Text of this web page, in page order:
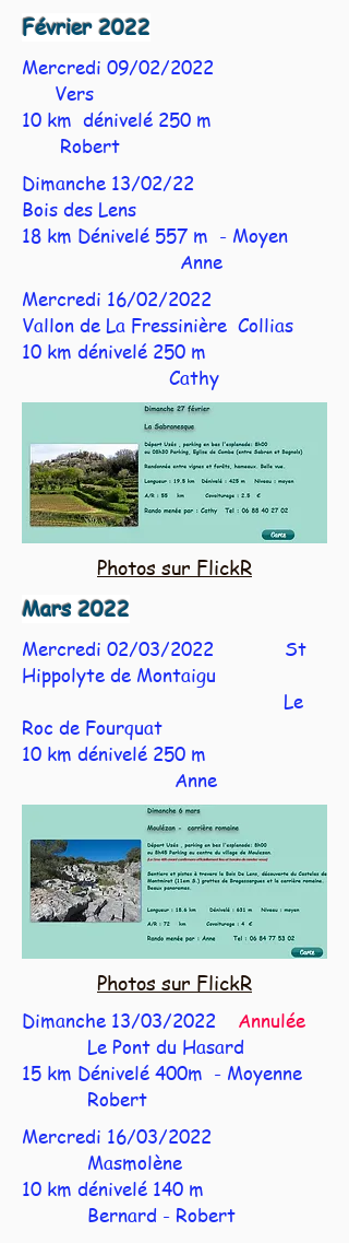
Février 2022
Mercredi 09/02/2022
Vers
10 km dénivelé 250 m
Robert
Dimanche 13/02/22
Bois des Lens
18 km Dénivelé 557 m - Moyen
Anne
Mercredi 16/02/2022
Vallon de La Fressinière Collias
10 km dénivelé 250 m
Cathy
Photos sur FlickR
Mars 2022
Mercredi 02/03/2022 St
Hippolyte de Montaigu
Le
Roc de Fourquat
10 km dénivelé 250 m
Anne
Photos sur FlickR
Dimanche 13/03/2022 Annulée
Le Pont du Hasard
15 km Dénivelé 400m - Moyenne
Robert
Mercredi 16/03/2022
Masmolène
10 km dénivelé 140 m
Bernard - Robert